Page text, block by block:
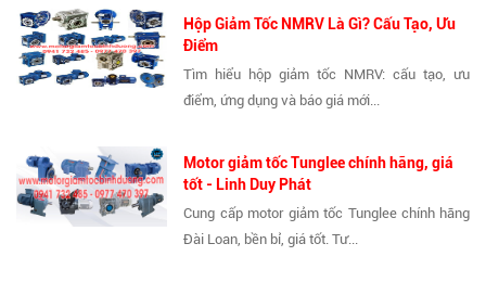
Hộp Giảm Tốc NMRV Là Gì? Cấu Tạo, Ưu
Điểm
Tìm hiểu hộp giảm tốc NMRV: cấu tạo, ưu
điểm, ứng dụng và báo giá mới...
Motor giảm tốc Tunglee chính hãng, giá
tốt - Linh Duy Phát
Cung cấp motor giảm tốc Tunglee chính hãng
Đài Loan, bền bỉ, giá tốt. Tư...